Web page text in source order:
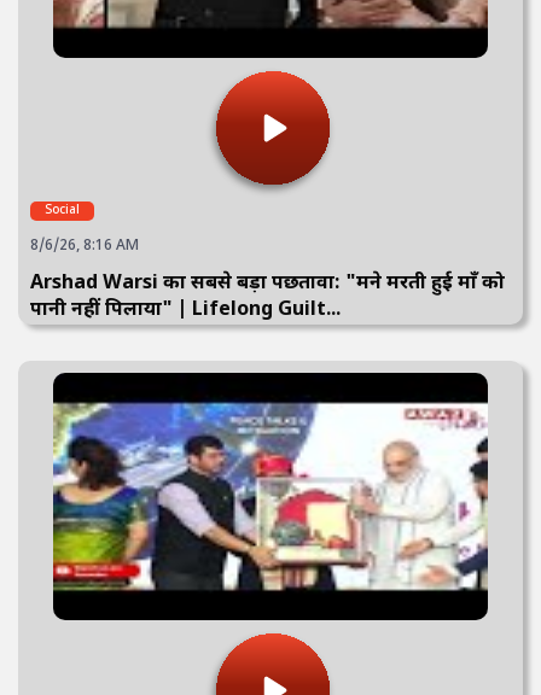
Social
8/6/26, 8:16 AM
Arshad Warsi का सबसे बड़ा पछतावा: "मैंने मरती हुई माँ को
पानी नहीं पिलाया" | Lifelong Guilt...